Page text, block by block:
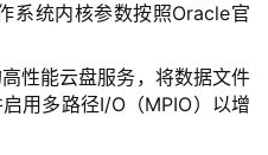
系统内核参数按照Oracle官
性能云盘服务，将数据文件
用多路径I/O（MPIO）以增